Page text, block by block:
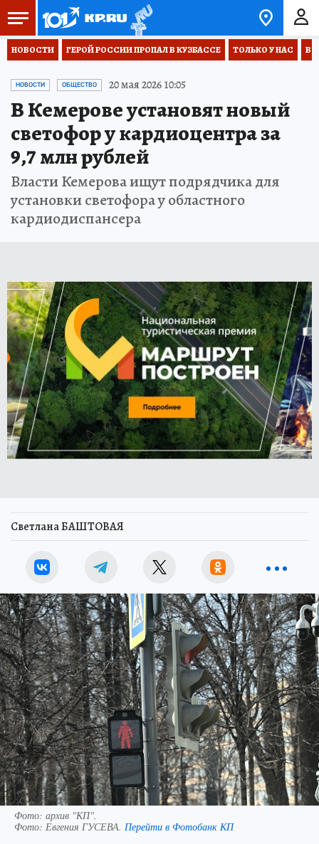
НОВОСТИ ГЕРОЙ РОССИИ ПРОПАЛ В КУЗБАССЕ ТОЛЬКО У НАС
НОВОСТИ ОБЩЕСТВО 20 мая 2026 10:05
В Кемерове установят новый
светофор у кардиоцентра за
9,7 млн рублей
Власти Кемерова ищут подрядчика для
установки светофора у областного
кардиодиспансера
Светлана БАШТОВАЯ
Фото: архив "КП".
Фото: Евгения ГУСЕВА. Перейти в Фотобанк КП